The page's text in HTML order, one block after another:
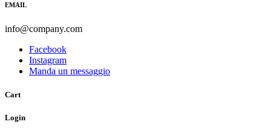
EMAIL
info@company.com
Facebook
Instagram
Manda un messaggio
Cart
Login